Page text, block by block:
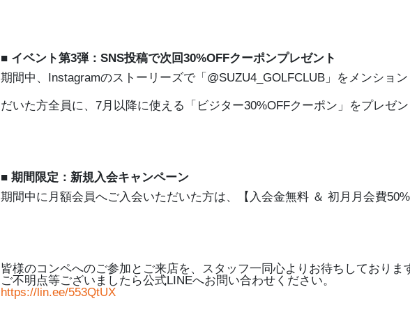
■ イベント第3弾：SNS投稿で次回30%OFFクーポンプレゼント
期間中、Instagramのストーリーズで「@SUZU4_GOLFCLUB」をメンショ
だいた方全員に、7月以降に使える「ビジター30%OFFクーポン」をプレゼン
■ 期間限定：新規入会キャンペーン
期間中に月額会員へご入会いただいた方は、【入会金無料 ＆ 初月月会費
皆様のコンペへのご参加とご来店を、スタッフ一同心よりお待ちしておりま
ご不明点等ございましたら公式LINEへお問い合わせください。
https://lin.ee/553QtUX